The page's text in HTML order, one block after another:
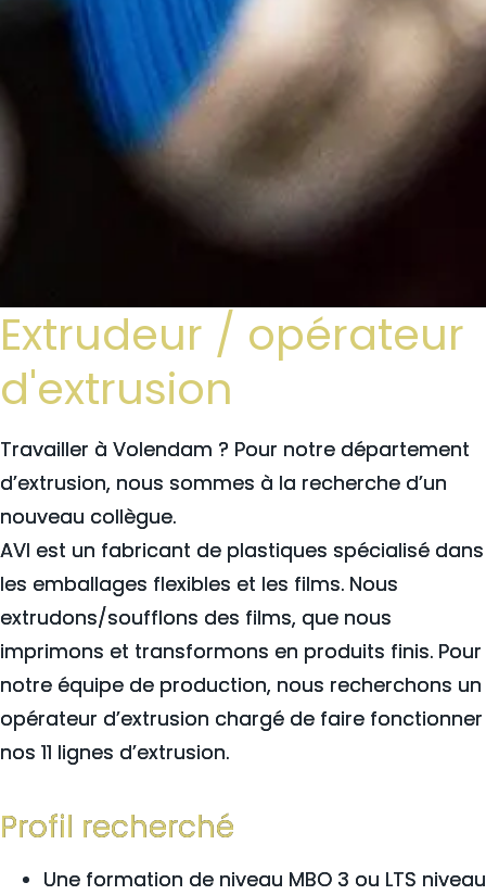
Extrudeur / opérateur
d'extrusion
Travailler à Volendam ? Pour notre département
d’extrusion, nous sommes à la recherche d’un
nouveau collègue.
AVI est un fabricant de plastiques spécialisé dans
les emballages flexibles et les films. Nous
extrudons/soufflons des films, que nous
imprimons et transformons en produits finis. Pour
notre équipe de production, nous recherchons un
opérateur d’extrusion chargé de faire fonctionner
nos 11 lignes d’extrusion.
Profil recherché
Une formation de niveau MBO 3 ou LTS niveau